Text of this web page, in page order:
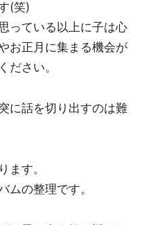
(笑)
っている以上に子は心
お正月に集まる機会が
ださい。
に話を切り出すのは難
ます。
ムの整理です。